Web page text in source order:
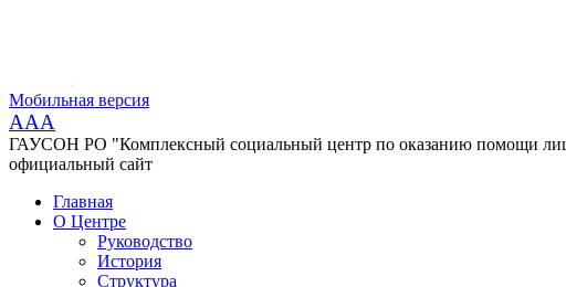
Мобильная версия
AAA
ГАУСОН РО "Комплексный социальный центр по оказанию помощи
официальный сайт
Главная
О Центре
Руководство
История
Структура